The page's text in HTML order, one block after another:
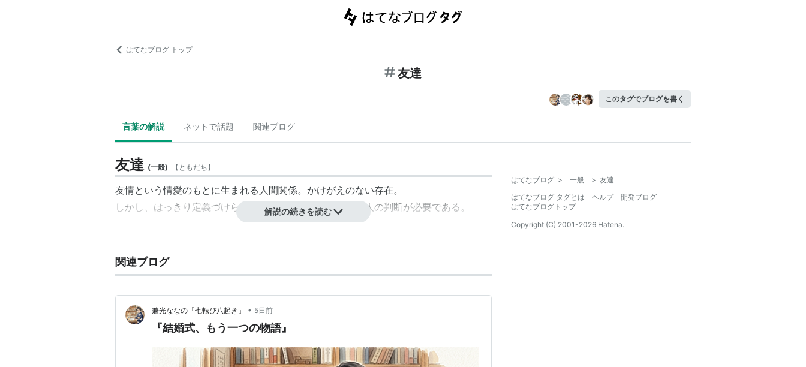
はてなブログ トップ
友達
このタグでブログを書く
言葉の解説 ネットで話題 関連ブログ
友達 (一般) 【 ともだち】
友情という情愛のもとに生まれる人間関係。かけがえのない存在。
しかし、はっきり定義づけられる概念ではないため、個々人の判断が必要である。
解説の続きを読む
関連ブログ
兼光ななの「七転び八起き」 • 5日前
『結婚式、もう一つの物語』
はてなブログ > 一般 > 友達
はてなブログ タグとは
ヘルプ
開発ブログ
はてなブログトップ
Copyright (C) 2001-2026 Hatena.